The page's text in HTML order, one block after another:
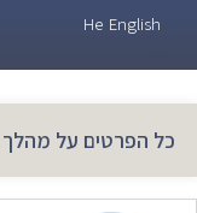
He English
כל הפרטים על